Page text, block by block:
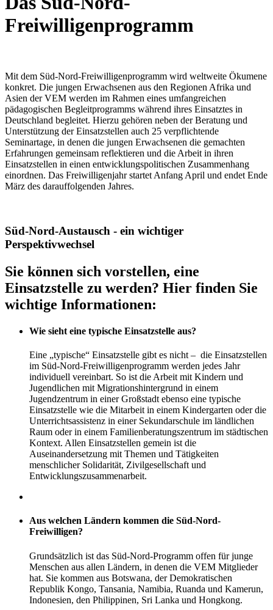
Freiwilligenprogramm
Mit dem Süd-Nord-Freiwilligenprogramm wird weltweite Ökumene
konkret. Die jungen Erwachsenen aus den Regionen Afrika und
Asien der VEM werden im Rahmen eines umfangreichen
pädagogischen Begleitprogramms während ihres Einsatztes in
Deutschland begleitet. Hierzu gehören neben der Beratung und
Unterstützung der Einsatzstellen auch 25 verpflichtende
Seminartage, in denen die jungen Erwachsenen die gemachten
Erfahrungen gemeinsam reflektieren und die Arbeit in ihren
Einsatzstellen in einen entwicklungspolitischen Zusammenhang
einordnen. Das Freiwilligenjahr startet Anfang April und endet Ende
März des darauffolgenden Jahres.
Süd-Nord-Austausch - ein wichtiger
Perspektivwechsel
Sie können sich vorstellen, eine
Einsatzstelle zu werden? Hier finden Sie
wichtige Informationen:
Wie sieht eine typische Einsatzstelle aus?
Eine „typische“ Einsatzstelle gibt es nicht – die Einsatzstellen
im Süd-Nord-Freiwilligenprogramm werden jedes Jahr
individuell vereinbart. So ist die Arbeit mit Kindern und
Jugendlichen mit Migrationshintergrund in einem
Jugendzentrum in einer Großstadt ebenso eine typische
Einsatzstelle wie die Mitarbeit in einem Kindergarten oder die
Unterrichtsassistenz in einer Sekundarschule im ländlichen
Raum oder in einem Familienberatungszentrum im städtischen
Kontext. Allen Einsatzstellen gemein ist die
Auseinandersetzung mit Themen und Tätigkeiten
menschlicher Solidarität, Zivilgesellschaft und
Entwicklungszusammenarbeit.
Aus welchen Ländern kommen die Süd-Nord-
Freiwilligen?
Grundsätzlich ist das Süd-Nord-Programm offen für junge
Menschen aus allen Ländern, in denen die VEM Mitglieder
hat. Sie kommen aus Botswana, der Demokratischen
Republik Kongo, Tansania, Namibia, Ruanda und Kamerun,
Indonesien, den Philippinen, Sri Lanka und Hongkong.